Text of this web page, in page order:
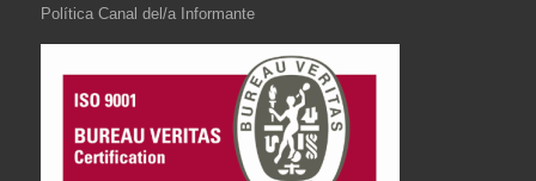
Política Canal del/a Informante